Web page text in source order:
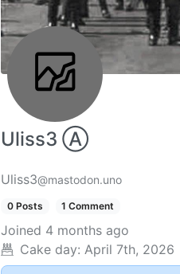
Uliss3 Ⓐ
Uliss3@mastodon.uno
0 Posts 1 Comment
Joined 4 months ago
Cake day: April 7th, 2026